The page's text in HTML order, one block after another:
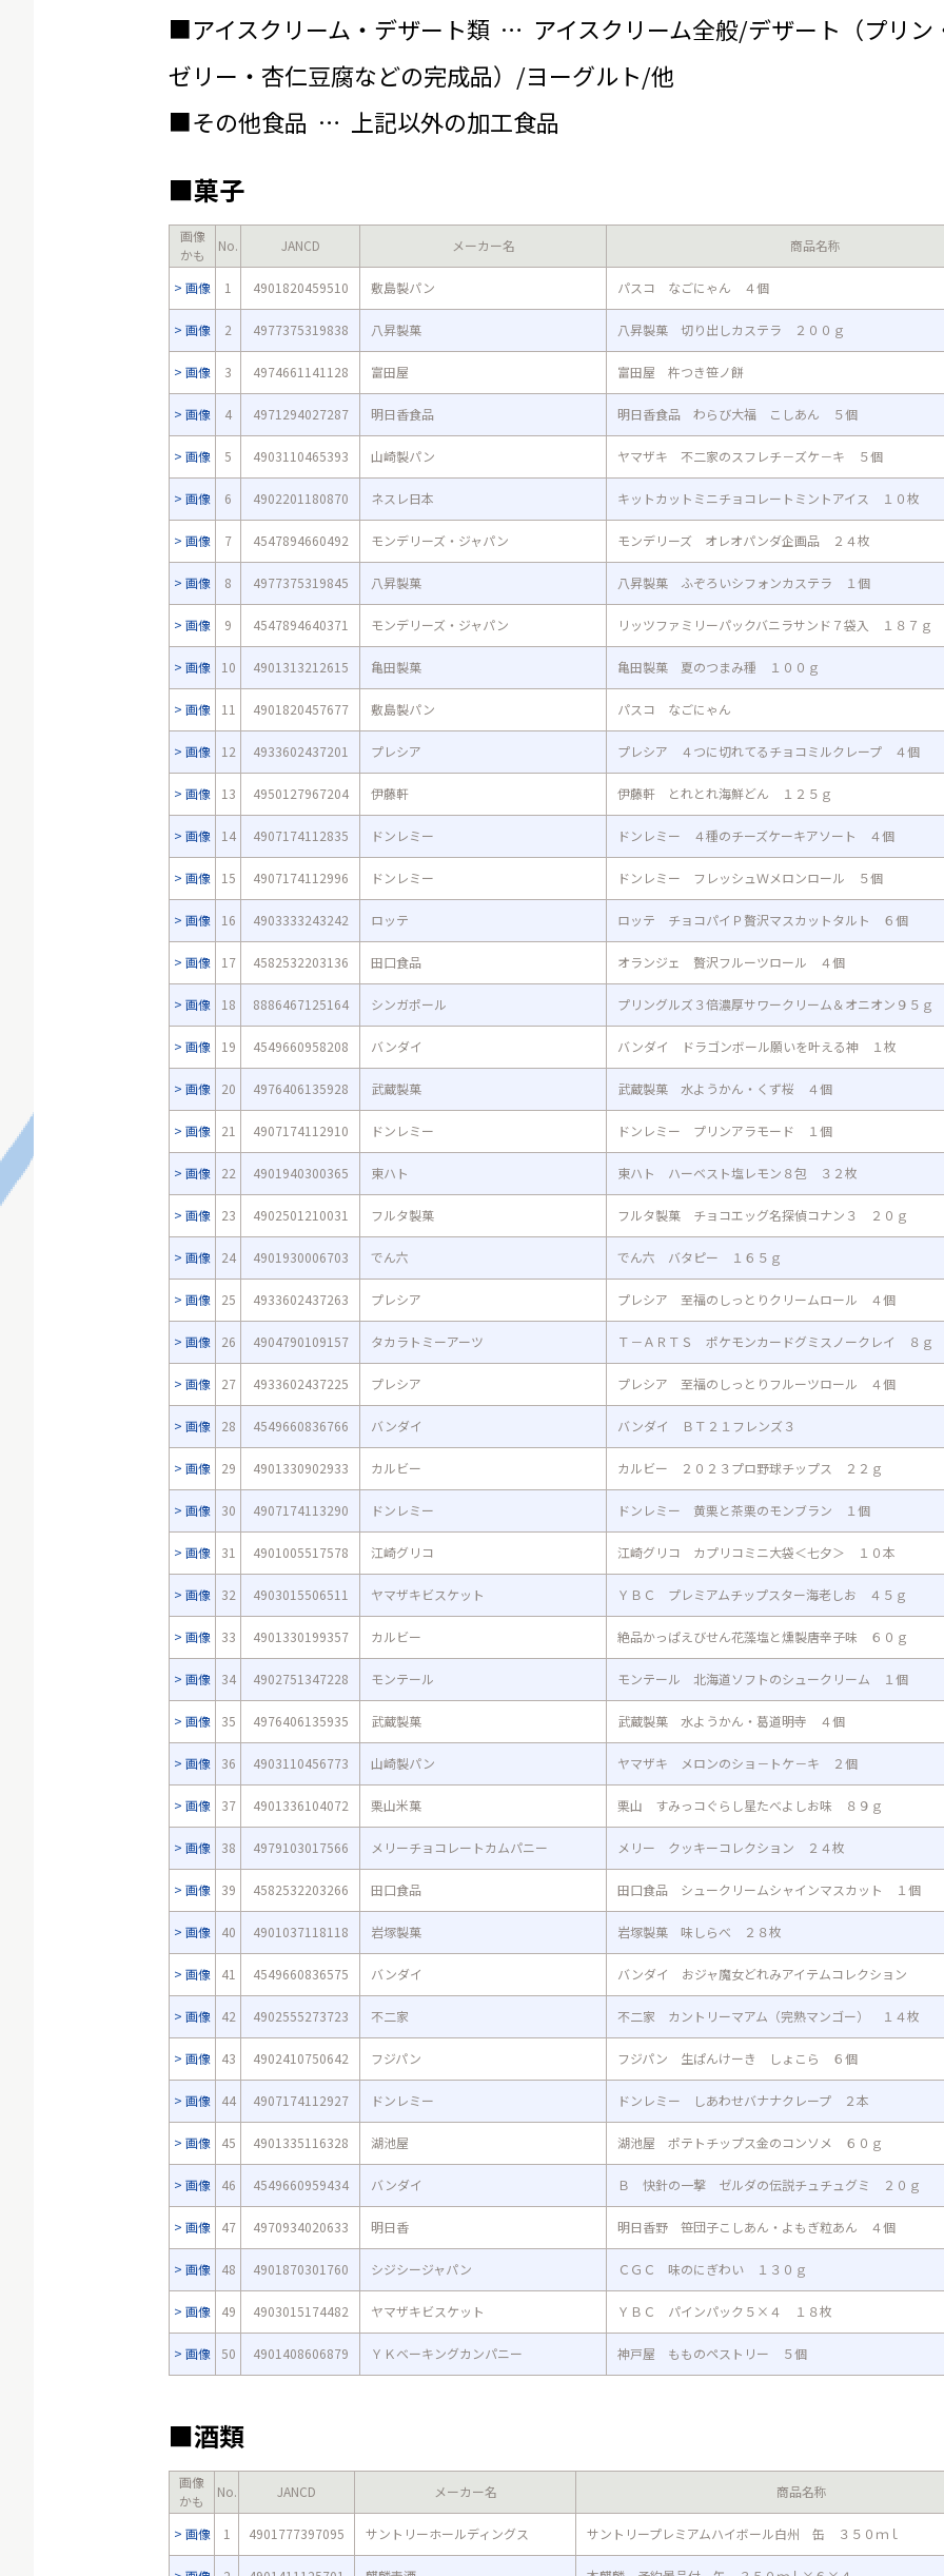
■アイスクリーム・デザート類 … アイスクリーム全般/デザート（プリン
ゼリー・杏仁豆腐などの完成品）/ヨーグルト/他
■その他食品 … 上記以外の加工食品
■菓子
画像
かも
No. JANCD メーカー名 商品名称
画像 1 4901820459510 敷島製パン パスコ なごにゃん ４個
画像 2 4977375319838 八昇製菓 八昇製菓 切り出しカステラ ２００ｇ
画像 3 4974661141128 富田屋 富田屋 杵つき笹ノ餅
画像 4 4971294027287 明日香食品 明日香食品 わらび大福 こしあん ５個
画像 5 4903110465393 山崎製パン ヤマザキ 不二家のスフレチ－ズケ－キ ５個
画像 6 4902201180870 ネスレ日本 キットカットミニチョコレートミントアイス １０枚
画像 7 4547894660492 モンデリーズ・ジャパン モンデリーズ オレオパンダ企画品 ２４枚
画像 8 4977375319845 八昇製菓 八昇製菓 ふぞろいシフォンカステラ １個
画像 9 4547894640371 モンデリーズ・ジャパン リッツファミリーパックバニラサンド７袋入 １８７ｇ
画像 10 4901313212615 亀田製菓 亀田製菓 夏のつまみ種 １００ｇ
画像 11 4901820457677 敷島製パン パスコ なごにゃん
画像 12 4933602437201 プレシア プレシア ４つに切れてるチョコミルクレープ ４個
画像 13 4950127967204 伊藤軒 伊藤軒 とれとれ海鮮どん １２５ｇ
画像 14 4907174112835 ドンレミー ドンレミー ４種のチーズケーキアソート ４個
画像 15 4907174112996 ドンレミー ドンレミー フレッシュＷメロンロール ５個
画像 16 4903333243242 ロッテ ロッテ チョコパイＰ贅沢マスカットタルト ６個
画像 17 4582532203136 田口食品 オランジェ 贅沢フルーツロール ４個
画像 18 8886467125164 シンガポール プリングルズ３倍濃厚サワークリーム＆オニオン９５ｇ
画像 19 4549660958208 バンダイ バンダイ ドラゴンボール願いを叶える神 １枚
画像 20 4976406135928 武蔵製菓 武蔵製菓 水ようかん・くず桜 ４個
画像 21 4907174112910 ドンレミー ドンレミー プリンアラモード １個
画像 22 4901940300365 東ハト 東ハト ハーベスト塩レモン８包 ３２枚
画像 23 4902501210031 フルタ製菓 フルタ製菓 チョコエッグ名探偵コナン３ ２０ｇ
画像 24 4901930006703 でん六 でん六 バタピー １６５ｇ
画像 25 4933602437263 プレシア プレシア 至福のしっとりクリームロール ４個
画像 26 4904790109157 タカラトミーアーツ Ｔ－ＡＲＴＳ ポケモンカードグミスノークレイ ８ｇ
画像 27 4933602437225 プレシア プレシア 至福のしっとりフルーツロール ４個
画像 28 4549660836766 バンダイ バンダイ ＢＴ２１フレンズ３
画像 29 4901330902933 カルビー カルビー ２０２３プロ野球チップス ２２ｇ
画像 30 4907174113290 ドンレミー ドンレミー 黄栗と茶栗のモンブラン １個
画像 31 4901005517578 江崎グリコ 江崎グリコ カプリコミニ大袋＜七夕＞ １０本
画像 32 4903015506511 ヤマザキビスケット ＹＢＣ プレミアムチップスター海老しお ４５ｇ
画像 33 4901330199357 カルビー 絶品かっぱえびせん花藻塩と燻製唐辛子味 ６０ｇ
画像 34 4902751347228 モンテール モンテール 北海道ソフトのシュークリーム １個
画像 35 4976406135935 武蔵製菓 武蔵製菓 水ようかん・葛道明寺 ４個
画像 36 4903110456773 山崎製パン ヤマザキ メロンのショ－トケ－キ ２個
画像 37 4901336104072 栗山米菓 栗山 すみっコぐらし星たべよしお味 ８９ｇ
画像 38 4979103017566 メリーチョコレートカムパニー メリー クッキーコレクション ２４枚
画像 39 4582532203266 田口食品 田口食品 シュークリームシャインマスカット １個
画像 40 4901037118118 岩塚製菓 岩塚製菓 味しらべ ２８枚
画像 41 4549660836575 バンダイ バンダイ おジャ魔女どれみアイテムコレクション
画像 42 4902555273723 不二家 不二家 カントリーマアム（完熟マンゴー） １４枚
画像 43 4902410750642 フジパン フジパン 生ぱんけーき しょこら ６個
画像 44 4907174112927 ドンレミー ドンレミー しあわせバナナクレープ ２本
画像 45 4901335116328 湖池屋 湖池屋 ポテトチップス金のコンソメ ６０ｇ
画像 46 4549660959434 バンダイ Ｂ 快針の一撃 ゼルダの伝説チュチュグミ ２０ｇ
画像 47 4970934020633 明日香 明日香野 笹団子こしあん・よもぎ粒あん ４個
画像 48 4901870301760 シジシージャパン ＣＧＣ 味のにぎわい １３０ｇ
画像 49 4903015174482 ヤマザキビスケット ＹＢＣ パインパック５×４ １８枚
画像 50 4901408606879 ＹＫベーキングカンパニー 神戸屋 もものペストリー ５個
■酒類
画像
かも
No. JANCD メーカー名 商品名称
画像 1 4901777397095 サントリーホールディングス サントリープレミアムハイボール白州 缶 ３５０ｍｌ